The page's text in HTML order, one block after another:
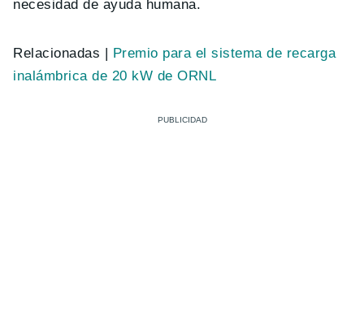
necesidad de ayuda humana.
Relacionadas |
Premio para el sistema de recarga
inalámbrica de 20 kW de ORNL